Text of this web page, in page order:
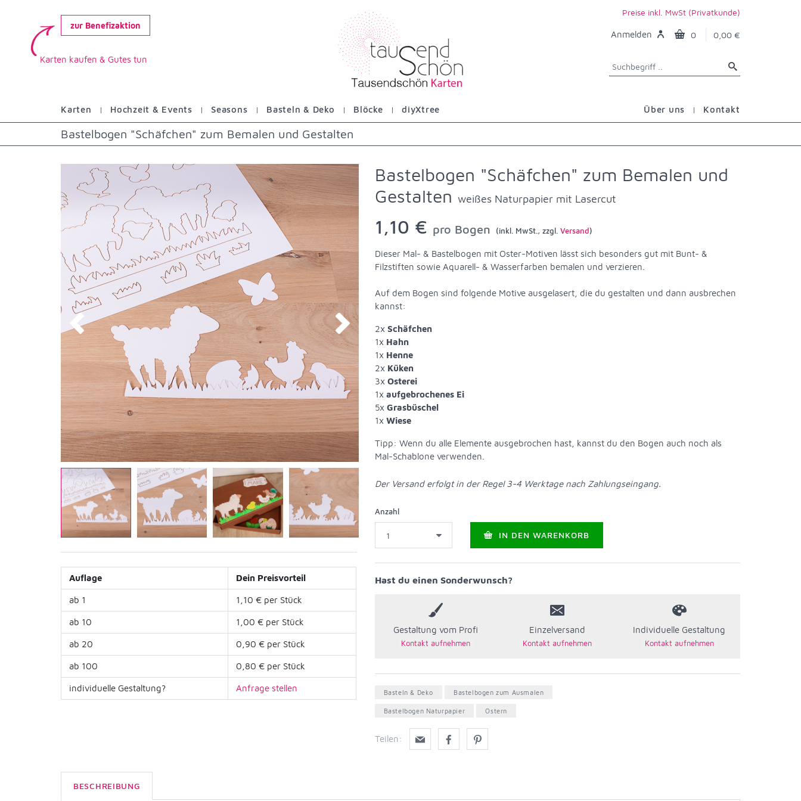
zur Benefizaktion
Karten kaufen & Gutes tun
Preise inkl. MwSt (Privatkunde)
Anmelden 0 0,00 €
Karten Hochzeit & Events Seasons Basteln & Deko Blöcke diyXtree Über uns Kontakt
Bastelbogen "Schäfchen" zum Bemalen und Gestalten
Auflage Dein Preisvorteil
ab 1 1,10 € per Stück
ab 10 1,00 € per Stück
ab 20 0,90 € per Stück
ab 100 0,80 € per Stück
individuelle Gestaltung? Anfrage stellen
Bastelbogen "Schäfchen" zum Bemalen und
Gestalten weißes Naturpapier mit Lasercut
1,10 € pro Bogen (inkl. MwSt., zzgl. Versand)
Dieser Mal- & Bastelbogen mit Oster-Motiven lässt sich besonders gut mit Bunt- &
Filzstiften sowie Aquarell- & Wasserfarben bemalen und verzieren.
Auf dem Bogen sind folgende Motive ausgelasert, die du gestalten und dann ausbrechen
kannst:
2x Schäfchen
1x Hahn
1x Henne
2x Küken
3x Osterei
1x aufgebrochenes Ei
5x Grasbüschel
1x Wiese
Tipp: Wenn du alle Elemente ausgebrochen hast, kannst du den Bogen auch noch als
Mal-Schablone verwenden.
Der Versand erfolgt in der Regel 3-4 Werktage nach Zahlungseingang.
Anzahl
IN DEN WARENKORB
Hast du einen Sonderwunsch?
Gestaltung vom Profi Einzelversand Individuelle Gestaltung
Basteln & Deko Bastelbogen zum Ausmalen
Bastelbogen Naturpapier Ostern
Teilen:
BESCHREIBUNG